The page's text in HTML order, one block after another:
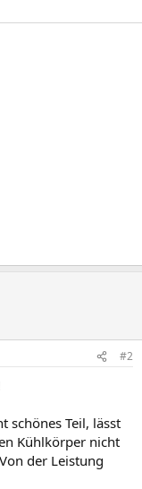
#2
schönes Teil, lässt
Kühlkörper nicht
der Leistung